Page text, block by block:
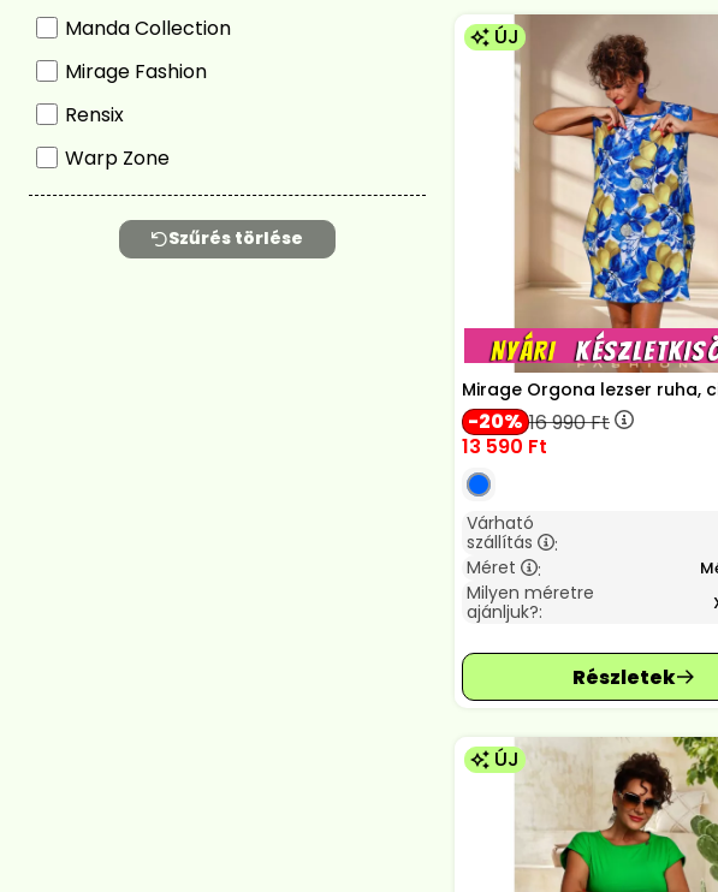
Manda Collection
Mirage Fashion
Rensix
Warp Zone
Szűrés törlése
ÚJ
Mirage Orgona lezser ruha,
20 16 990Ft
13 590 Ft
Várható
szállítás
:
Méret :
Milyen méretre
ajánljuk?:
ÚJ